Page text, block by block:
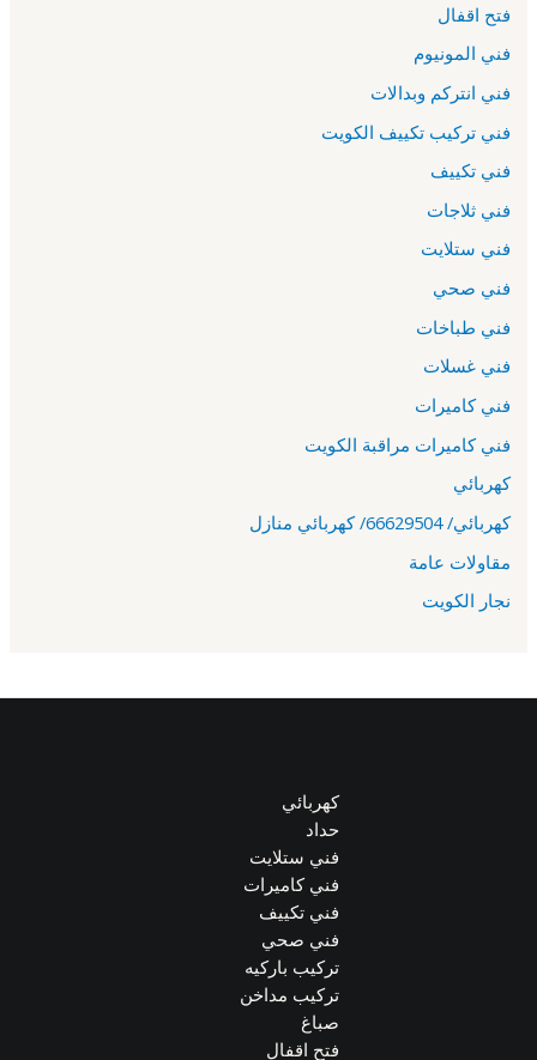
فتح اقفال
فني المونيوم
فني انتركم وبدالات
فني تركيب تكييف الكويت
فني تكييف
فني ثلاجات
فني ستلايت
فني صحي
فني طباخات
فني غسلات
فني كاميرات
فني كاميرات مراقبة الكويت
كهربائي
كهربائي/ 66629504/ كهربائي منازل
مقاولات عامة
نجار الكويت
كهربائي
حداد
فني ستلايت
فني كاميرات
فني تكييف
فني صحي
تركيب باركيه
تركيب مداخن
صباغ
فتح اقفال